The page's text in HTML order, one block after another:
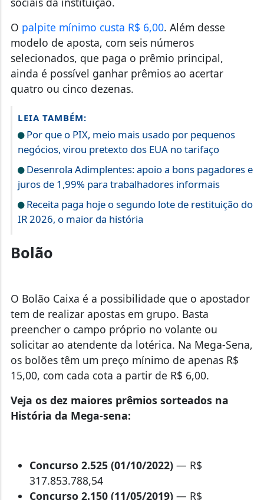
O palpite mínimo custa R$ 6,00. Além desse
modelo de aposta, com seis números
selecionados, que paga o prêmio principal,
ainda é possível ganhar prêmios ao acertar
quatro ou cinco dezenas.
LEIA TAMBÉM:
Por que o PIX, meio mais usado por pequenos
negócios, virou pretexto dos EUA no tarifaço
Desenrola Adimplentes: apoio a bons pagadores e
juros de 1,99% para trabalhadores informais
Receita paga hoje o segundo lote de restituição do
IR 2026, o maior da história
Bolão
O Bolão Caixa é a possibilidade que o apostador
tem de realizar apostas em grupo. Basta
preencher o campo próprio no volante ou
solicitar ao atendente da lotérica. Na Mega-Sena,
os bolões têm um preço mínimo de apenas R$
15,00, com cada cota a partir de R$ 6,00.
Veja os dez maiores prêmios sorteados na
História da Mega-sena:
Concurso 2.525 (01/10/2022) — R$
317.853.788,54
Concurso 2.150 (11/05/2019)— R$